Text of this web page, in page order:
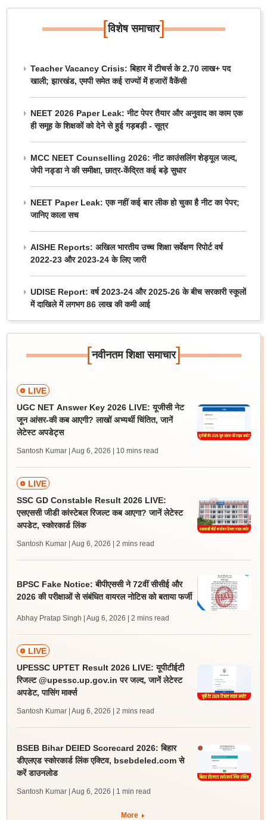
[विशेष समाचार]
Teacher Vacancy Crisis: बिहार में टीचर्स के 2.70 लाख+ पद
खाली; झारखंड, एमपी समेत कई राज्यों में हजारों वैकेंसी
NEET 2026 Paper Leak: नीट पेपर तैयार और अनुवाद का काम एक
ही समूह के शिक्षकों को देने से हुई गड़बड़ी - सूत्र
MCC NEET Counselling 2026: नीट काउंसलिंग शेड्यूल जल्द,
जेपी नड्डा ने की समीक्षा, छात्र-केंद्रित कई बड़े सुधार
NEET Paper Leak: एक नहीं कई बार लीक हो चुका है नीट का पेपर;
जानिए काला सच
AISHE Reports: अखिल भारतीय उच्च शिक्षा सर्वेक्षण रिपोर्ट वर्ष
2022-23 और 2023-24 के लिए जारी
UDISE Report: वर्ष 2023-24 और 2025-26 के बीच सरकारी स्कूलों
में दाखिले में लगभग 86 लाख की कमी आई
[नवीनतम शिक्षा समाचार]
LIVE
UGC NET Answer Key 2026 LIVE: यूजीसी नेट
जून आंसर-की कब आएगी? लाखों अभ्यर्थी चिंतित, जानें
लेटेस्ट अपडेट्स
Santosh Kumar | Aug 6, 2026 | 10 mins read
LIVE
SSC GD Constable Result 2026 LIVE:
एसएससी जीडी कांस्टेबल रिजल्ट कब आएगा? जानें लेटेस्ट
अपडेट, स्कोरकार्ड लिंक
Santosh Kumar | Aug 6, 2026 | 2 mins read
BPSC Fake Notice: बीपीएससी ने 72वीं सीसीई और
2026 की परीक्षाओं से संबंधित वायरल नोटिस को बताया फर्जी
Abhay Pratap Singh | Aug 6, 2026 | 2 mins read
LIVE
UPESSC UPTET Result 2026 LIVE: यूपीटीईटी
रिजल्ट @upessc.up.gov.in पर जल्द, जानें लेटेस्ट
अपडेट, पासिंग मार्क्स
Santosh Kumar | Aug 6, 2026 | 2 mins read
BSEB Bihar DElED Scorecard 2026: बिहार
डीएलएड स्कोरकार्ड लिंक एक्टिव, bsebdeled.com से
करें डाउनलोड
Santosh Kumar | Aug 6, 2026 | 1 min read
More